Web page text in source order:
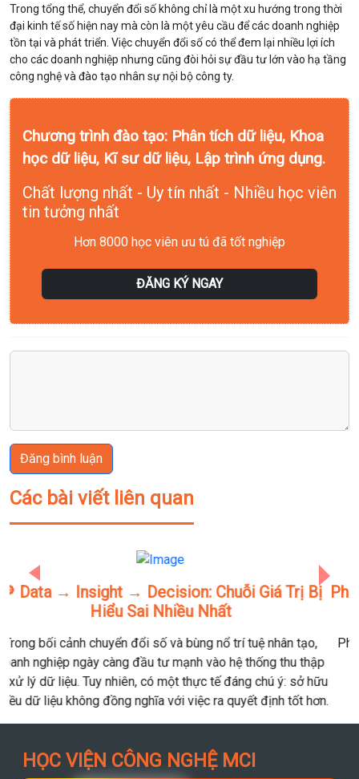
Trong tổng thể, chuyển đổi số không chỉ là một xu hướng trong thời
đại kinh tế số hiện nay mà còn là một yêu cầu để các doanh nghiệp
tồn tại và phát triển. Việc chuyển đổi số có thể đem lại nhiều lợi ích
cho các doanh nghiệp nhưng cũng đòi hỏi sự đầu tư lớn vào hạ tầng
công nghệ và đào tạo nhân sự nội bộ công ty.
Chương trình đào tạo: Phân tích dữ liệu, Khoa
học dữ liệu, Kĩ sư dữ liệu, Lập trình ứng dụng.
Chất lượng nhất - Uy tín nhất - Nhiều học viên
tin tưởng nhất
Hơn 8000 học viên ưu tú đã tốt nghiệp
ĐĂNG KÝ NGAY
Đăng bình luận
Các bài viết liên quan
Phân Biệt Data Analyst (DA) Và Business Analyst
(BA): Bạn Hợp Với Hướng Nào?
Phân biệt Data Analyst (DA) và Business Analyst (BA): Bạn
hợp với hướng nào?
Previous
HỌC VIỆN CÔNG NGHỆ MCI
MCI Việt Nam
95.7k người theo dõi